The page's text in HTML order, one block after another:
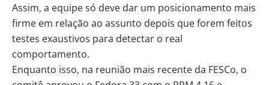
Assim, a equipe só deve dar um posicionamento mais
firme em relação ao assunto depois que forem feitos
testes exaustivos para detectar o real
comportamento.
Enquanto isso, na reunião mais recente da FESCo, o